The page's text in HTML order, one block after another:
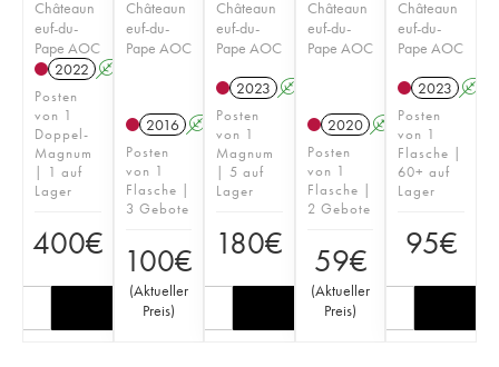
Châteaun
euf-du-
Pape AOC
2022 A
Posten
von 1
Doppel-
Magnum
| 1 auf
Lager
400€
Châteaun
euf-du-
Pape AOC
2016 A
Posten
von 1
Flasche |
3 Gebote
100€
(Aktueller
Preis)
Châteaun
euf-du-
Pape AOC
2023 A
Posten
von 1
Magnum
| 5 auf
Lager
180€
Châteaun
euf-du-
Pape AOC
2020 A
Posten
von 1
Flasche |
2 Gebote
59€
(Aktueller
Preis)
Châteaun
euf-du-
Pape AOC
2023 A
Posten
von 1
Flasche |
60+ auf
Lager
95€